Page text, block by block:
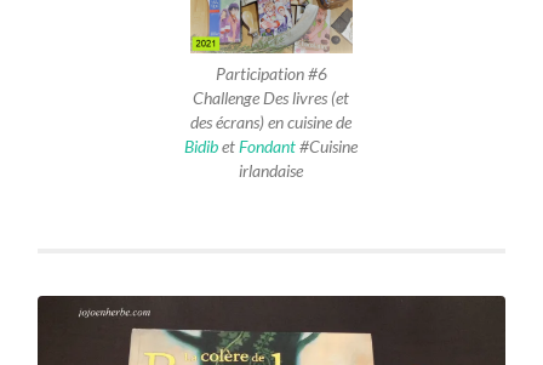
Participation #6
Challenge Des livres (et
des écrans) en cuisine de
BidibetFondant#Cuisine
irlandaise